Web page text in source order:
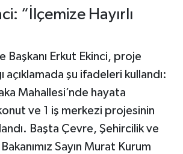
“İlçemize Hayırlı
Başkanı Erkut Ekinci, proje
açıklamada şu ifadeleri kullandı:
Mahallesi’nde hayata
ve 1 iş merkezi projesinin
Başta Çevre, Şehircilik ve
Sayın Murat Kurum